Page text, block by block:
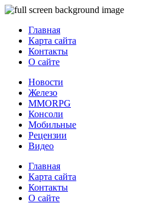
Главная
Карта сайта
Контакты
О сайте
Новости
Железо
MMORPG
Консоли
Мобильные
Рецензии
Видео
Главная
Карта сайта
Контакты
О сайте